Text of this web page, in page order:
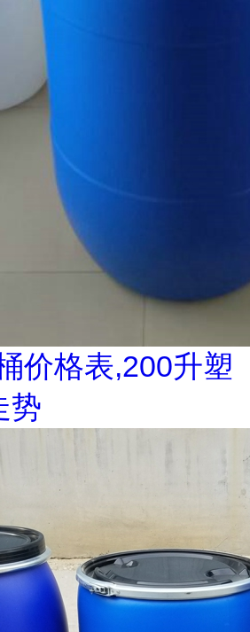
价格表,200升塑
势